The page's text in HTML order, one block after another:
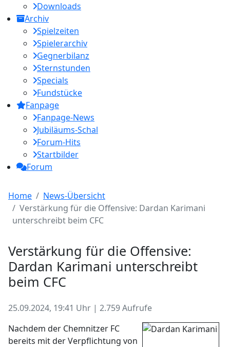
Downloads
Archiv
Spielzeiten
Spielerarchiv
Gegnerbilanz
Sternstunden
Specials
Fundstücke
Fanpage
Fanpage-News
Jubiläums-Schal
Forum-Hits
Startbilder
Forum
Home
News-Übersicht
Verstärkung für die Offensive: Dardan Karimani
unterschreibt beim CFC
Verstärkung für die Offensive:
Dardan Karimani unterschreibt
beim CFC
25.09.2024, 19:41 Uhr | 2.759 Aufrufe
Nachdem der Chemnitzer FC
bereits mit der Verpflichtung von